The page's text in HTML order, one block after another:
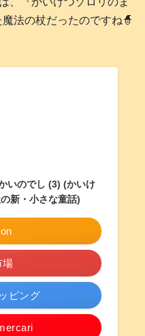
法の杖だったのですね🧙
いのでし (3) (かいけ
新・小さな童話)
場
ピング